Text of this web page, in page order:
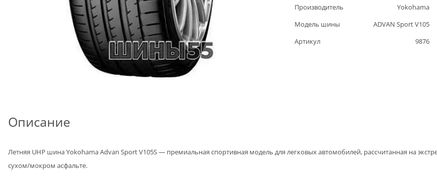
Производитель
Yokohama
Модель шины
ADVAN Sport V105
Артикул
9876
Описание
Летняя UHP шина Yokohama Advan Sport V105S — премиальная спортивная модель для легковых автомобилей, рассчитанная на
сухом/мокром асфальте.